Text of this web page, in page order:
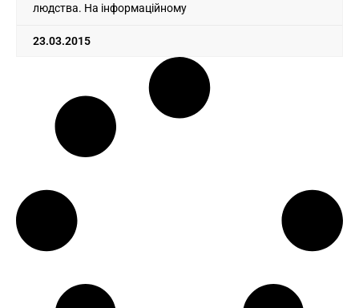
людства. На інформаційному
23.03.2015